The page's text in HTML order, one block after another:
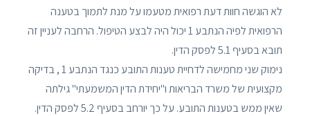
לא הוגשה חוות דעת רפואית מטעמו על מנת לתמוך בטענה
הרפואית לפיה הנתבע 1 יכול היה לבצע הטיפול. הרחבה לעניין זה
תובא בסעיף 5.1 לפסק הדין.
נימוק שני מחמישה לדחיית טענות התובע כנגד הנתבע 1 , בדיקה
מקצועית של משרד הבריאות ו"יחידת הדין המשמעתי" גילתה
שאין ממש בטענות התובע. על כך יורחב בסעיף 5.2 לפסק הדין.